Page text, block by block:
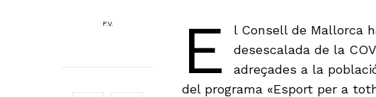
F.V. E
l Consell de Mallorca
desescalada de la
adreçades a la
del programa «Esport per a